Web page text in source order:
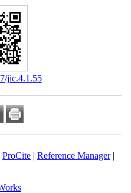
‎ 10.52547/jic.4.1.55
Medlars| ProCite|Reference
RefWorks